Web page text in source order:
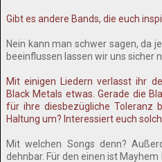
Gibt es andere Bands, die euch
Nein kann man schwer sagen, da
beeinflussen lassen wir uns sicher
Mit einigen Liedern verlasst ihr
Black Metals etwas. Gerade die
für ihre diesbezügliche Toleranz
Haltung um? Interessiert euch
Mit welchen Songs denn?
dehnbar. Für den einen ist